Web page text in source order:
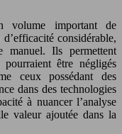
volume important de
considérable,
manuel. Ils permettent
être négligés
ceux possédant des
dans des technologies
à nuancer l’analyse
valeur ajoutée dans la